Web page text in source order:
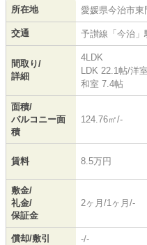
所在地 愛媛県今治市東
交通 予讃線 「 今治
間取り/
詳細
4LDK
LDK 22.1帖/洋
和室 7.4帖
面積/
バルコニー面
積
124.76㎡/-
賃料 8.5万円
敷金/
礼金/
保証金
2ヶ月/1ヶ月/-
償却/敷引 -/-